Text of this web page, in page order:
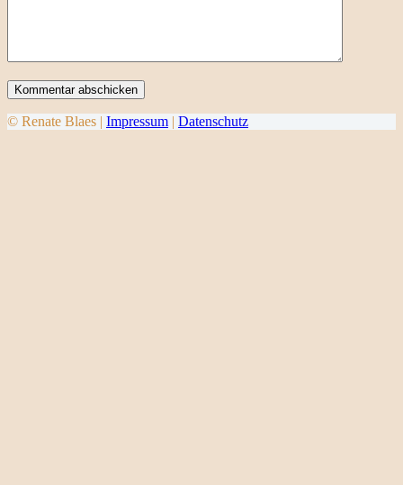
Kommentar abschicken
© Renate Blaes | Impressum | Datenschutz